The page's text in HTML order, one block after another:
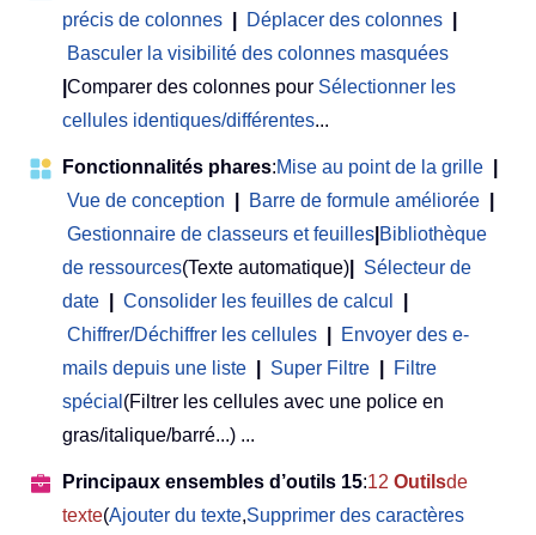
précis de colonnes
Déplacer des colonnes
Basculer la visibilité des colonnes masquées
Comparer des colonnes pour Sélectionner les
cellules identiques/différentes...
Fonctionnalités phares:Mise au point de la grille
Vue de conception
Barre de formule améliorée
Gestionnaire de classeurs et feuilles Bibliothèque
de ressources(Texte automatique)
Sélecteur de
date
Consolider les feuilles de calcul
Chiffrer/Déchiffrer les cellules
Envoyer des e-
mails depuis une liste
Super Filtre
Filtre
spécial (Filtrer les cellules avec une police en
gras/italique/barré...) ...
Principaux ensembles d’outils 15:12 Outilsde
texte(Ajouter du texte,Supprimer des caractères